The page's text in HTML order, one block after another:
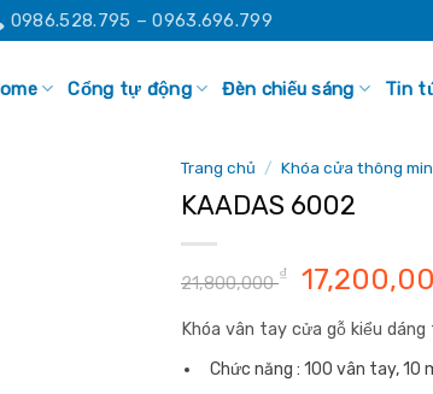
0986.528.795 – 0963.696.799
Cổng tự động Đèn chiếu sáng Tin
Trang chủ / Khóa cửa thông
KAADAS 6002
21,800,000₫
Giá
là:
Khóa vân tay cửa gỗ kiểu
Chức năng : 100 vân tay,